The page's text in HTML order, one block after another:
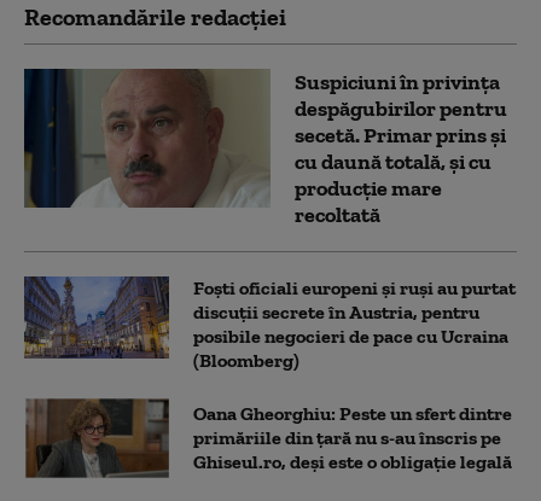
Recomandările redacţiei
Suspiciuni în privința
despăgubirilor pentru
secetă. Primar prins și
cu daună totală, și cu
producție mare
recoltată
Foști oficiali europeni și ruși au purtat
discuții secrete în Austria, pentru
posibile negocieri de pace cu Ucraina
(Bloomberg)
Oana Gheorghiu: Peste un sfert dintre
primăriile din țară nu s-au înscris pe
Ghiseul.ro, deși este o obligație legală